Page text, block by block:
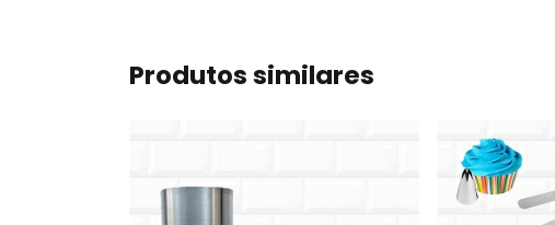
Produtos similares